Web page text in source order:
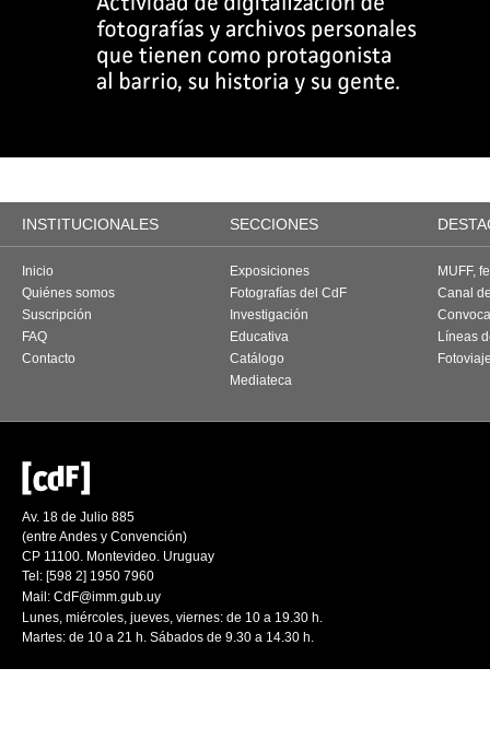
INSTITUCIONALES SECCIONES
Inicio
Quiénes somos
Suscripción
FAQ
Contacto
Exposiciones
Fotografías del CdF
Investigación
Educativa
Catálogo
Mediateca
MUFF,
Canal
Líneas
Av. 18 de Julio 885
(entre Andes y Convención)
CP 11100. Montevideo. Uruguay
Tel: [598 2] 1950 7960
Mail: CdF@imm.gub.uy
Lunes, miércoles, jueves, viernes: de 10 a 19.30 h.
Martes: de 10 a 21 h. Sábados de 9.30 a 14.30 h.